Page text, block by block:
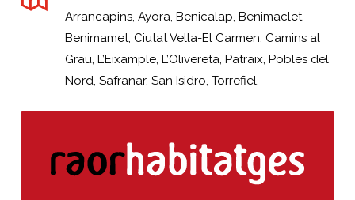
Arrancapins, Ayora, Benicalap, Benimaclet,
Benimamet, Ciutat Vella-El Carmen, Camins al
Grau, L’Eixample, L’Olivereta, Patraix, Pobles del
Nord, Safranar, San Isidro, Torrefiel.